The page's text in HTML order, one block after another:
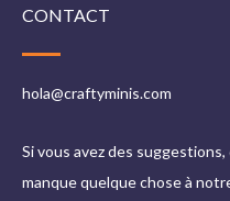
CONTACT
hola@craftyminis.com
Si vous avez des
manque quelque chose à